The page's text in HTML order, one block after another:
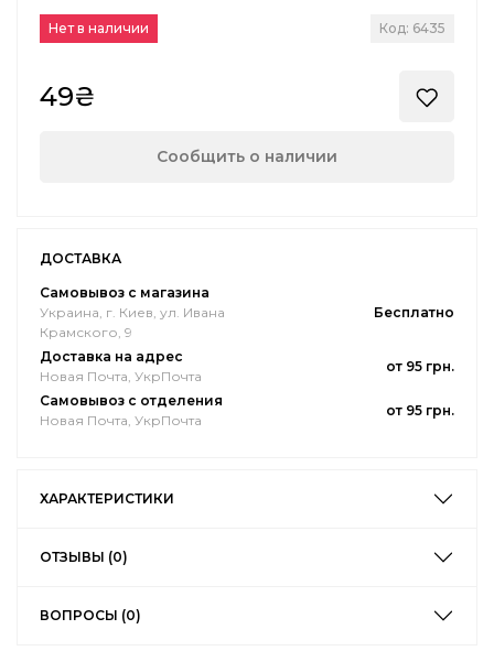
Нет в наличии Код: 6435
49₴
Сообщить о наличии
ДОСТАВКА
Самовывоз с магазина
Украина, г. Киев, ул. Ивана
Крамского, 9
Бесплатно
Доставка на адрес
Новая Почта, УкрПочта
от 95 грн.
Самовывоз с отделения
Новая Почта, УкрПочта
от 95 грн.
ХАРАКТЕРИСТИКИ
ОТЗЫВЫ (0)
ВОПРОСЫ (0)